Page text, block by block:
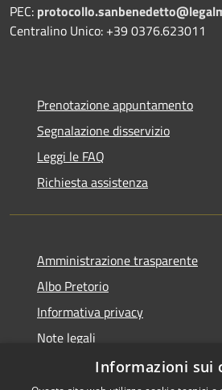
PEC:
Centralino Unico: +39 0376.623011
Prenotazione appuntamento
Segnalazione disservizio
Leggi le FAQ
Richiesta assistenza
Amministrazione trasparente
Albo Pretorio
Informativa privacy
Note legali
Dichiarazione di accessibilità
Informazioni sui